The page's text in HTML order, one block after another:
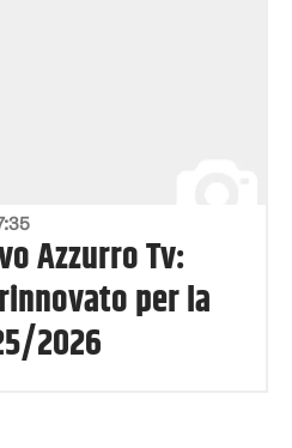
Azzurro Tv:
per la
2026